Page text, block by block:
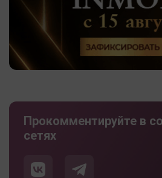
Прокомментируйте в
сетях